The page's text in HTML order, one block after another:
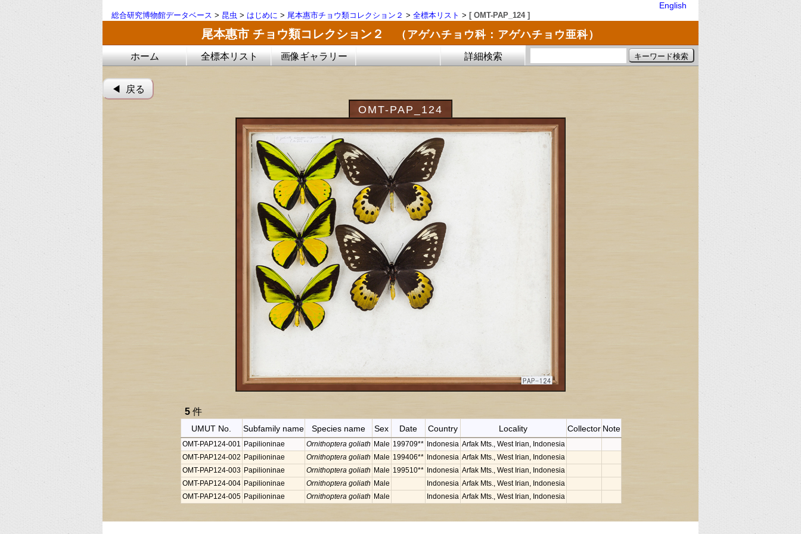
English
総合研究博物館データベース > 昆虫 > はじめに > 尾本惠市チョウ類コレクション２ > 全標本リスト > [ OMT-PAP_124 ]
尾本惠市 チョウ類コレクション２ （アゲハチョウ科：アゲハチョウ亜科）
ホーム 全標本リスト 画像ギャラリー 詳細検索
◀︎ 戻る
OMT-PAP_124
5件
UMUT No. Subfamily name Species name Sex Date Country Locality Collector Note
OMT-PAP124-001 Papilioninae Ornithoptera goliath Male 199709** Indonesia Arfak Mts., West Irian, Indonesia
OMT-PAP124-002 Papilioninae Ornithoptera goliath Male 199406** Indonesia Arfak Mts., West Irian, Indonesia
OMT-PAP124-003 Papilioninae Ornithoptera goliath Male 199510** Indonesia Arfak Mts., West Irian, Indonesia
OMT-PAP124-004 Papilioninae Ornithoptera goliath Male Indonesia Arfak Mts., West Irian, Indonesia
OMT-PAP124-005 Papilioninae Ornithoptera goliath Male Indonesia Arfak Mts., West Irian, Indonesia